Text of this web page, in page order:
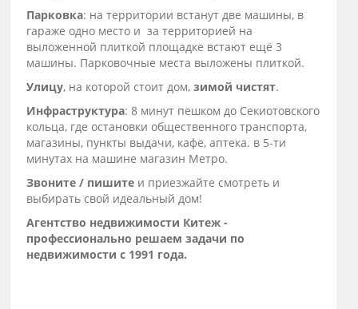
Парковка: на территории встанут две машины, в
гараже одно место и за территорией на
выложенной плиткой площадке встают ещё 3
машины. Парковочные места выложены плиткой.
Улицу, на которой стоит дом,зимой чистят.
Инфраструктура: 8 минут пешком до Секиотовского
кольца, где остановки общественного транспорта,
магазины, пункты выдачи, кафе, аптека. в 5-ти
минутах на машине магазин Метро.
Звоните / пишите и приезжайте смотреть и
выбирать свой идеальный дом!
Агентство недвижимости Китеж -
профессионально решаем задачи по
недвижимости с 1991 года.